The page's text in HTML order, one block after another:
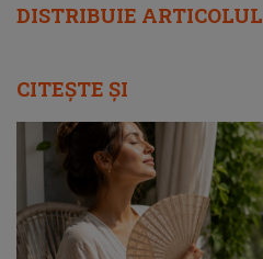
DISTRIBUIE ARTICOLUL
CITEȘTE ȘI